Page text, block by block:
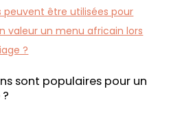
peuvent être utilisées pour
valeur un menu africain lors
?
sont populaires pour un